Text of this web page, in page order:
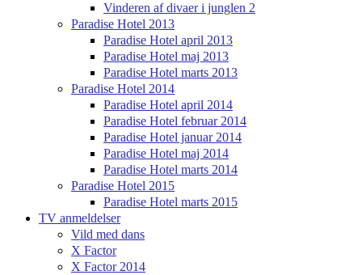
Vinderen af divaer i junglen 2
Paradise Hotel 2013
Paradise Hotel april 2013
Paradise Hotel maj 2013
Paradise Hotel marts 2013
Paradise Hotel 2014
Paradise Hotel april 2014
Paradise Hotel februar 2014
Paradise Hotel januar 2014
Paradise Hotel maj 2014
Paradise Hotel marts 2014
Paradise Hotel 2015
Paradise Hotel marts 2015
TV anmeldelser
Vild med dans
X Factor
X Factor 2014